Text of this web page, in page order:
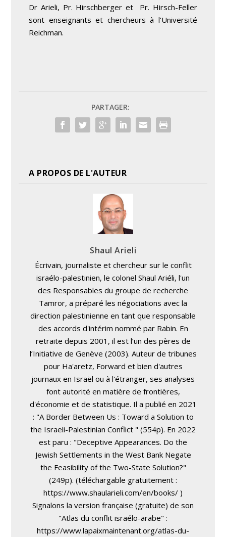
Dr Arieli, Pr. Hirschberger et Pr. Hirsch-Feller
sont enseignants et chercheurs à l’Université
Reichman.
PARTAGER:
A PROPOS DE L'AUTEUR
Shaul Arieli
Écrivain, journaliste et chercheur sur le conflit
israélo-palestinien, le colonel Shaul Ariéli, l'un
des Responsables du groupe de recherche
Tamror, a préparé les négociations avec la
direction palestinienne en tant que responsable
des accords d'intérim nommé par Rabin. En
retraite depuis 2001, il est l’un des pères de
l’Initiative de Genève (2003). Auteur de tribunes
pour Ha'aretz, Forward et bien d'autres
journaux en Israël ou à l'étranger, ses analyses
font autorité en matière de frontières,
d'économie et de statistique. Il a publié en 2021
: "A Border Between Us : Toward a Solution to
the Israeli-Palestinian Conflict " (554p). En 2022
est paru : "Deceptive Appearances. Do the
Jewish Settlements in the West Bank Negate
the Feasibility of the Two-State Solution?"
(249p). (téléchargable gratuitement :
https://www.shaularieli.com/en/books/ )
Signalons la version française (gratuite) de son
"Atlas du conflit israélo-arabe" :
https://www.lapaixmaintenant.org/atlas-du-